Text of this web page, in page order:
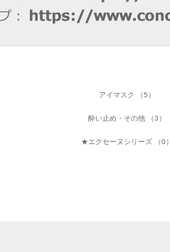
アイマスク （5）
酔い止め・その他 （3）
★エクセーヌシリーズ （0）